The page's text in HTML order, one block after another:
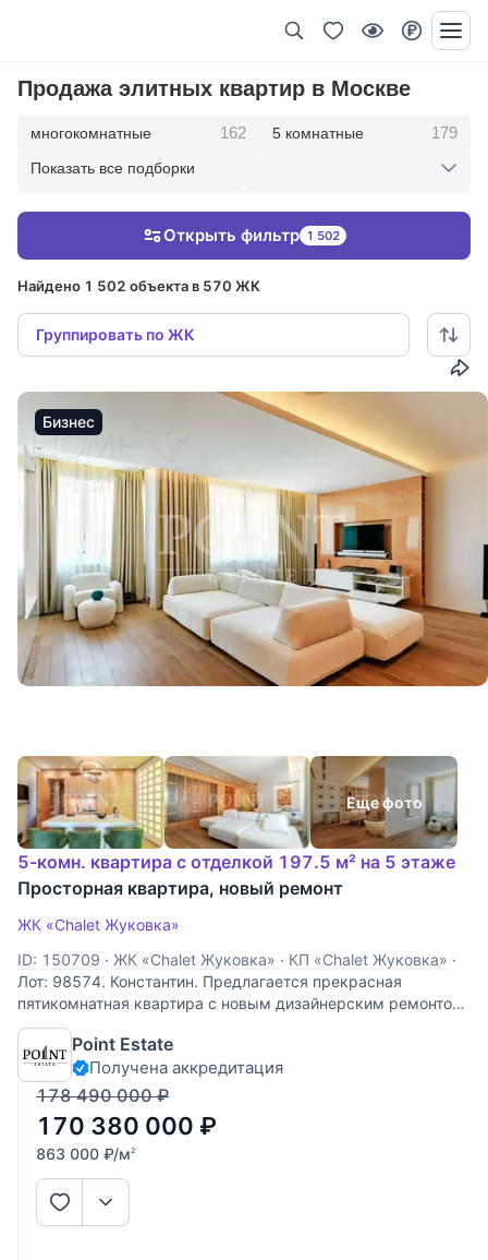
Продажа элитных квартир в Москве
многокомнатные 162 5 комнатные 179
209 1 комнатные
Показать все подборки
Найдено 1 502 объекта в 570 ЖК
Группировать по ЖК
Открыть фильтр 1 502
Бизнес
Еще фото
5-комн. квартира с отделкой 197.5 м² на 5 этаже
Просторная квартира, новый ремонт
ЖК «Chalet Жуковка»
ID: 150709 · ЖК «Chalet Жуковка» · КП «Chalet Жуковка» ·
Лот: 98574. Константин. Предлагается прекрасная
пятикомнатная квартира с новым дизайнерским ремонтом
в ЖК "Жуковка Шале". Интегрирована система увлажнения
квартиры, система умный дом, установлены шторы с
электроприводом. Комфортная планировка:
Point Estate
Получена аккредитация
178 490 000 ₽
170 380 000 ₽
863 000 ₽/м2